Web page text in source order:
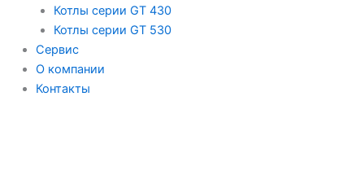
Котлы серии GT 430
Котлы серии GT 530
Сервис
О компании
Контакты